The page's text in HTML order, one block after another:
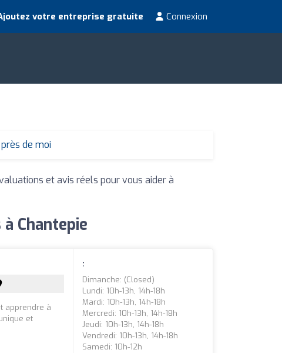
votre entreprise gratuite Connexion
de moi
et avis réels pour vous aider à
Chantepie
apprendre à
et
:
Dimanche: (closed)
Lundi: 10h-13h, 14h-18h
Mardi: 10h-13h, 14h-18h
Mercredi: 10h-13h, 14h-18h
Jeudi: 10h-13h, 14h-18h
Vendredi: 10h-13h, 14h-18h
Samedi: 10h-12h